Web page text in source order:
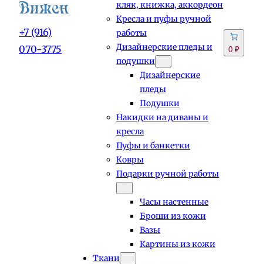
+7 (916)
070-3775
кляк, книжка, аккордеон
Кресла и пуфы ручной
работы
Дизайнерские пледы и
подушки
Дизайнерские
пледы
Подушки
Накидки на диваны и
кресла
Пуфы и банкетки
Ковры
Подарки ручной работы
Часы настенные
Броши из кожи
Вазы
Картины из кожи
Ткани
0 ₽